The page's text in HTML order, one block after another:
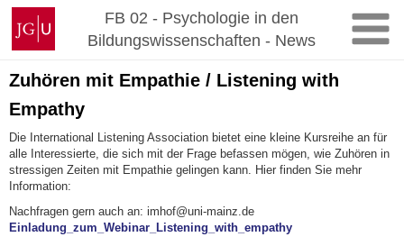
Zum
Inhalt
springen
Johannes
Gutenberg-
Universität
Mainz
FB 02 - Psychologie in den
Bildungswissenschaften - News
Zuhören mit Empathie / Listening with
Empathy
Die International Listening Association bietet eine kleine Kursreihe an für
alle Interessierte, die sich mit der Frage befassen mögen, wie Zuhören in
stressigen Zeiten mit Empathie gelingen kann. Hier finden Sie mehr
Information:
Nachfragen gern auch an: imhof@uni-mainz.de
Einladung_zum_Webinar_Listening_with_empathy